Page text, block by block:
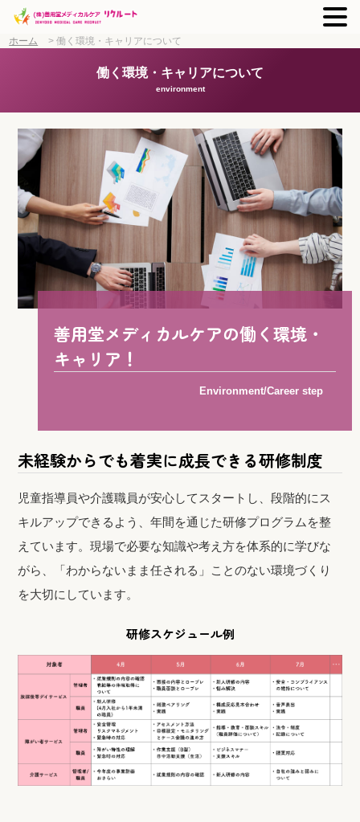
ホーム >働く環境・キャリアについて
働く環境・キャリアについて
environment
善用堂メディカルケアの働く環境・
キャリア！
Environment/Career step
未経験からでも着実に成長できる研修制度
児童指導員や介護職員が安心してスタートし、段階的にス
キルアップできるよう、年間を通じた研修プログラムを整
えています。現場で必要な知識や考え方を体系的に学びな
がら、「わからないまま任される」ことのない環境づくり
を大切にしています。
研修スケジュール例